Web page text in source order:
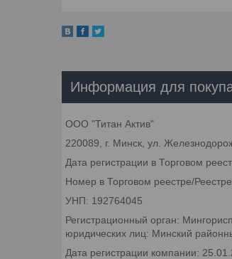
Информация для
ООО "Титан Актив"
220089, г. Минск, ул.
Дата регистрации в Торговом
Номер в Торговом реестре/
УНП: 192764045
Регистрационный орган:
юридических лиц: Минский
Дата регистрации компании: